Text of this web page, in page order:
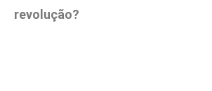
revolução?